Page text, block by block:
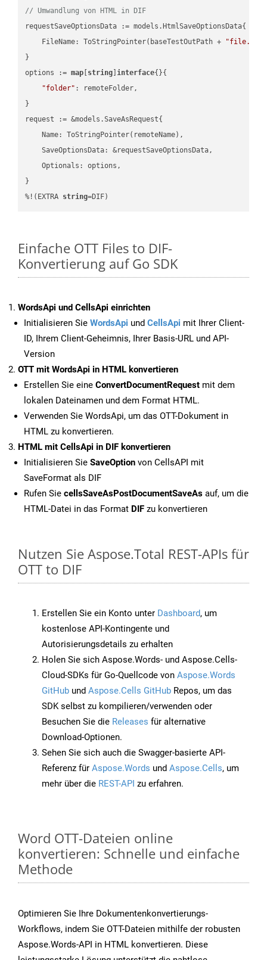
// Umwandlung von HTML in DIF
requestSaveOptionsData := models.HtmlSaveOptionsData{
    FileName: ToStringPointer(baseTestOutPath +
}
options := map string ]interface{}{
"folder" : remoteFolder,
}
request := &models.SaveAsRequest{
    Name: ToStringPointer(remoteName),
    SaveOptionsData: &requestSaveOptionsData,
    Optionals: options,
}
%!(EXTRA string=DIF)
Einfache OTT Files to DIF-
Konvertierung auf Go SDK
WordsApi und CellsApi einrichten
Initialisieren Sie WordsApi und CellsApi mit Ihrer Client-
ID, Ihrem Client-Geheimnis, Ihrer Basis-URL und API-
Version
OTT mit WordsApi in HTML konvertieren
Erstellen Sie eine ConvertDocumentRequest mit dem
lokalen Dateinamen und dem Format HTML.
Verwenden Sie WordsApi, um das OTT-Dokument in
HTML zu konvertieren.
HTML mit CellsApi in DIF konvertieren
Initialisieren Sie SaveOption von CellsAPI mit
SaveFormat als DIF
Rufen Sie cellsSaveAsPostDocumentSaveAs auf, um die
HTML-Datei in das Format DIF zu konvertieren
Nutzen Sie Aspose.Total REST-APIs für
OTT to DIF
Erstellen Sie ein Konto unter Dashboard, um
kostenlose API-Kontingente und
Autorisierungsdetails zu erhalten
Holen Sie sich Aspose.Words- und Aspose.Cells-
Cloud-SDKs für Go-Quellcode von Aspose.Words
GitHub und Aspose.Cells GitHub Repos, um das
SDK selbst zu kompilieren/verwenden oder
Besuchen Sie die Releases für alternative
Download-Optionen.
Sehen Sie sich auch die Swagger-basierte API-
Referenz für Aspose.Words und Aspose.Cells, um
mehr über die REST-API zu erfahren.
Word OTT-Dateien online
konvertieren: Schnelle und einfache
Methode
Optimieren Sie Ihre Dokumentenkonvertierungs-
Workflows, indem Sie OTT-Dateien mithilfe der robusten
Aspose.Words-API in HTML konvertieren. Diese